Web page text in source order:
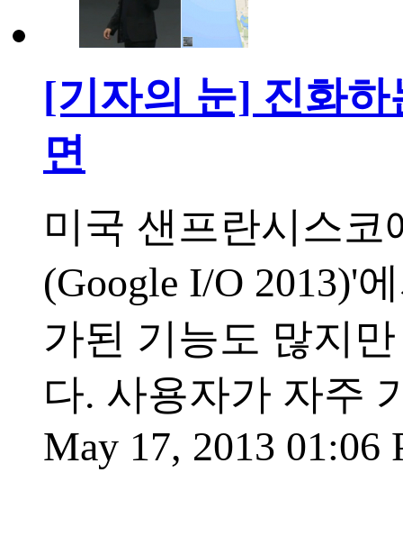
[기자의 눈] 진화
면
미국 샌프란시스
(Google I/O 2013)'
가된 기능도 많지
다. 사용자가 자주
May 17, 2013 01:06